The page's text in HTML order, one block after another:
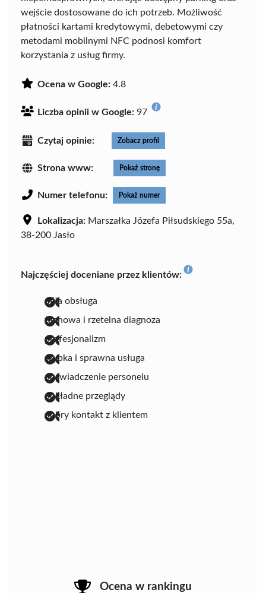
wejście dostosowane do ich potrzeb. Możliwość
płatności kartami kredytowymi, debetowymi czy
metodami mobilnymi NFC podnosi komfort
korzystania z usług firmy.
Ocena w Google: 4.8
Liczba opinii w Google: 97
Czytaj opinie: Zobacz profil
Strona www: Pokaż stronę
Numer telefonu: Pokaż numer
Lokalizacja: Marszałka Józefa Piłsudskiego 55a,
38-200 Jasło
Najczęściej doceniane przez klientów:
miła obsługa
fachowa i rzetelna diagnoza
profesjonalizm
szybka i sprawna usługa
doświadczenie personelu
dokładne przeglądy
dobry kontakt z klientem
Ocena w rankingu